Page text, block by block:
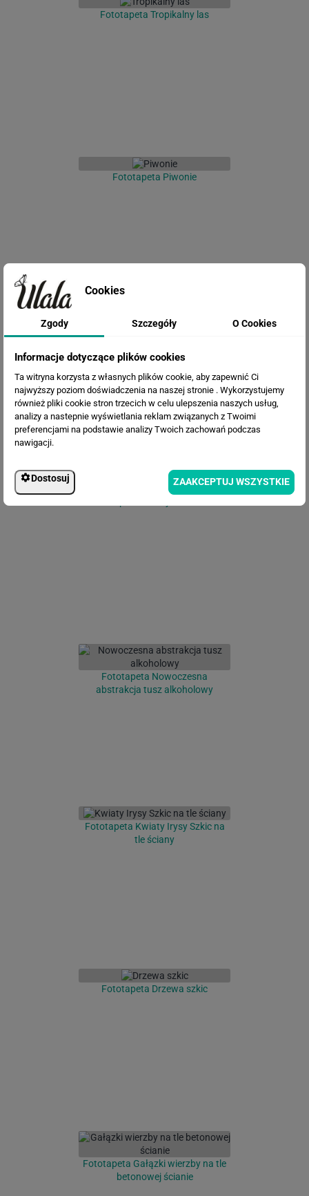
Fototapeta Tropikalny las
Fototapeta Piwonie
Fototapeta Malownicze kwiaty
lotosu
Fototapeta Nowoczesna
abstrakcja tusz alkoholowy
Fototapeta Kwiaty Irysy Szkic na
tle ściany
Fototapeta Drzewa szkic
Fototapeta Gałązki wierzby na tle
betonowej ścianie
Cookies
Zgody Szczegóły O Cookies
Informacje dotyczące plików cookies
Ta witryna korzysta z własnych plików cookie, aby zapewnić Ci
najwyższy poziom doświadczenia na naszej stronie . Wykorzystujemy
również pliki cookie stron trzecich w celu ulepszenia naszych usług,
analizy a nastepnie wyświetlania reklam związanych z Twoimi
preferencjami na podstawie analizy Twoich zachowań podczas
nawigacji.
Dostosuj ZAAKCEPTUJ WSZYSTKIE